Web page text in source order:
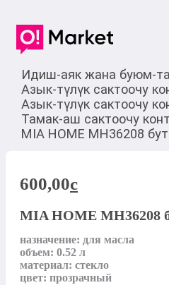
Идиш-аяк жана буюм-
Азык-түлүк сактоочу
Азык-түлүк сактоочу
Тамак-аш сактоочу
MIA HOME MH36208
600,00c
MIA HOME MH36208
назначение: для масла
объем: 0.52 л
материал: стекло
цвет: прозрачный